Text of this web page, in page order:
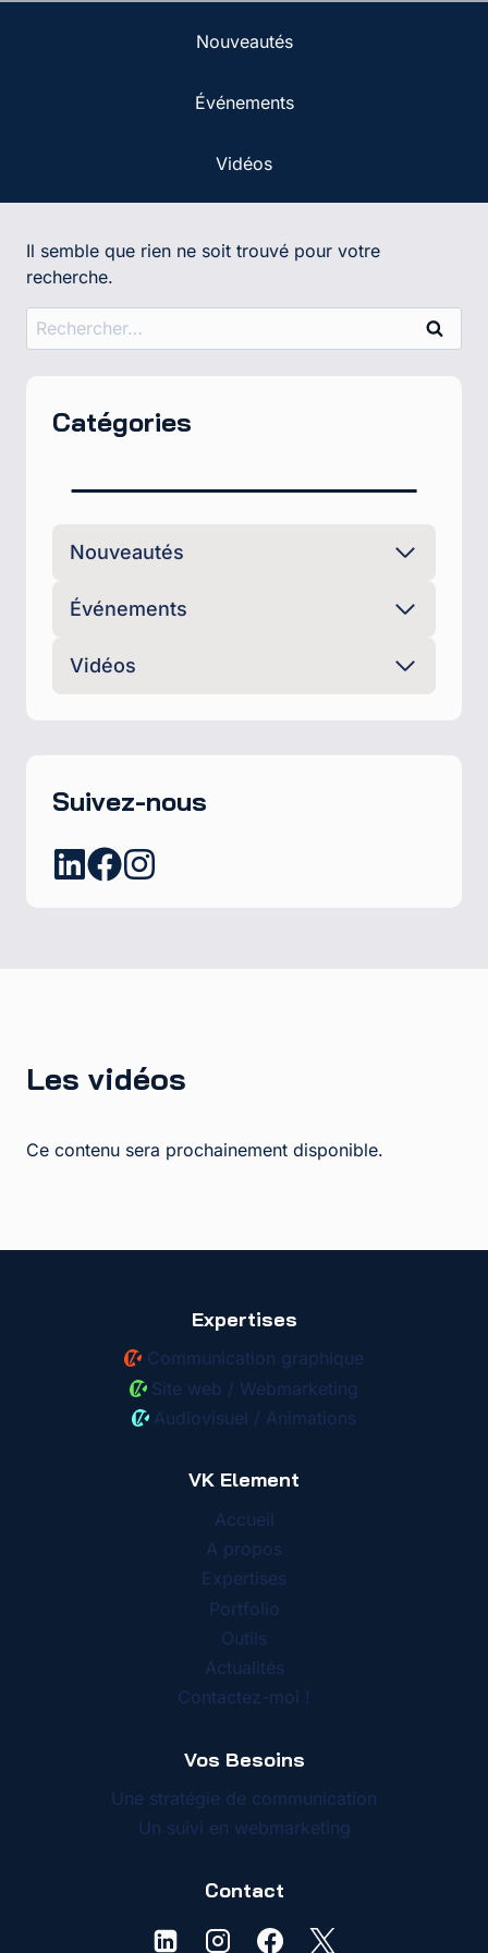
Nouveautés
Événements
Vidéos
Il semble que rien ne soit trouvé pour votre
recherche.
Rechercher :
Catégories
Nouveautés
Événements
Vidéos
Suivez-nous
Les vidéos
Ce contenu sera prochainement disponible.
Expertises
Communication graphique
Site web / Webmarketing
Audiovisuel / Animations
VK Element
Accueil
A propos
Expertises
Portfolio
Outils
Actualités
Contactez-moi !
Vos Besoins
Une stratégie de communication
Un suivi en webmarketing
Contact